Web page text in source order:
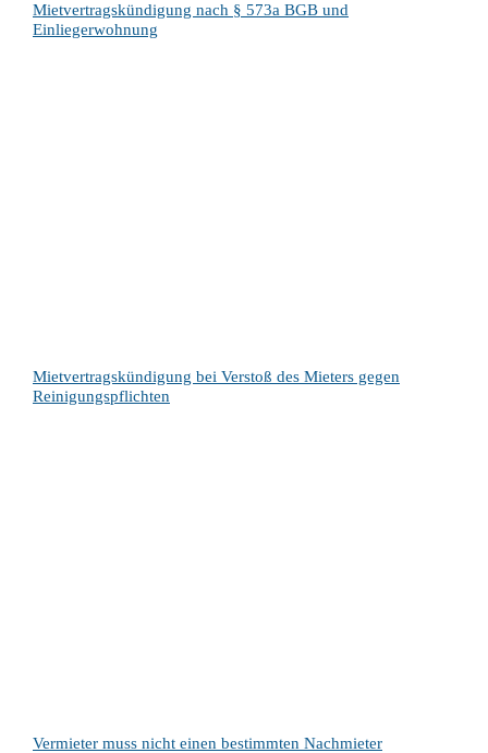
Mietvertragskündigung nach § 573a BGB und
Einliegerwohnung
Mietvertragskündigung bei Verstoß des Mieters gegen
Reinigungspflichten
Vermieter muss nicht einen bestimmten Nachmieter